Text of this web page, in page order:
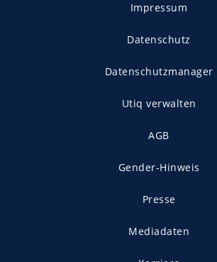
Impressum
Datenschutz
Datenschutzmanager
Utiq verwalten
AGB
Gender-Hinweis
Presse
Mediadaten